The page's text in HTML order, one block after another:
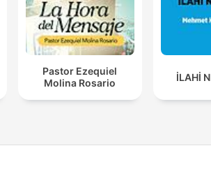
Pastor Ezequiel
Molina Rosario
İLAHİ